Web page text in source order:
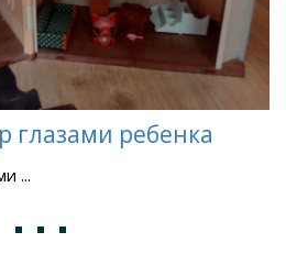
глазами ребенка
...